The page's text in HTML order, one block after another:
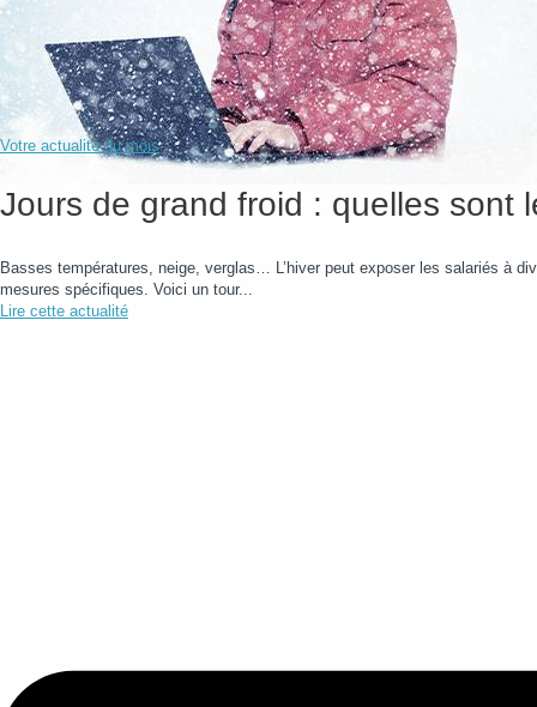
Jours de grand froid : quelles sont
Basses températures, neige, verglas… L’hiver peut exposer les salariés à
mesures spécifiques. Voici un tour...
Lire cette actualité
Votre actualité du mois